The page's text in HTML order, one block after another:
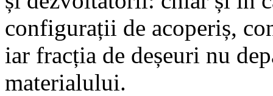
configurații de acoperiș,
iar fracția de deșeuri nu
materialului.